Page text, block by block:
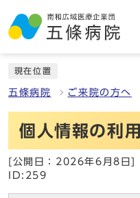
現在位置
五條病院 ご来院の方へ
個人情報の利
[公開日：2026年6月8日]
ID:259